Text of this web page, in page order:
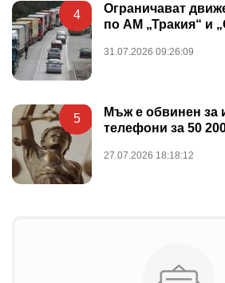
4
Ограничават
по АМ „Тракия“ и
31.07.2026 09:26:09
5
Мъж е обвинен за
телефони за 50
27.07.2026 18:18:12